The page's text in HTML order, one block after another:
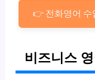
👉 전화영어 수
비즈니스